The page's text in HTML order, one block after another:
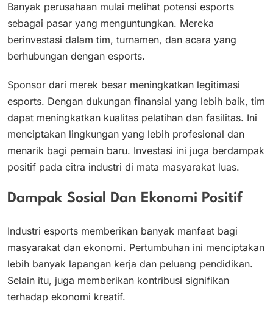
Banyak perusahaan mulai melihat potensi esports
sebagai pasar yang menguntungkan. Mereka
berinvestasi dalam tim, turnamen, dan acara yang
berhubungan dengan esports.
Sponsor dari merek besar meningkatkan legitimasi
esports. Dengan dukungan finansial yang lebih baik, tim
dapat meningkatkan kualitas pelatihan dan fasilitas. Ini
menciptakan lingkungan yang lebih profesional dan
menarik bagi pemain baru. Investasi ini juga berdampak
positif pada citra industri di mata masyarakat luas.
Dampak Sosial Dan Ekonomi Positif
Industri esports memberikan banyak manfaat bagi
masyarakat dan ekonomi. Pertumbuhan ini menciptakan
lebih banyak lapangan kerja dan peluang pendidikan.
Selain itu, juga memberikan kontribusi signifikan
terhadap ekonomi kreatif.